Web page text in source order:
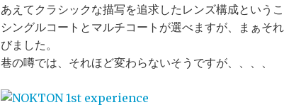
あえてクラシックな描写を追求したレンズ構成という
シングルコートとマルチコートが選べますが、まぁそ
びました。
巷の噂では、それほど変わらないそうですが、、、、